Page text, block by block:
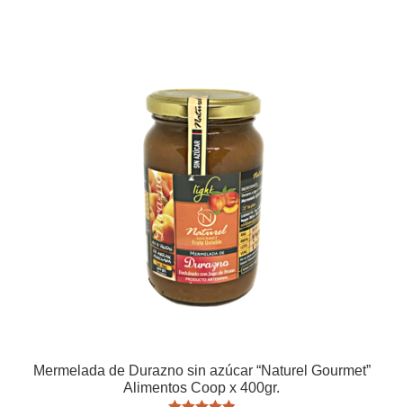
Mermelada de Durazno sin azúcar “Naturel Gourmet”
Alimentos Coop x 400gr.